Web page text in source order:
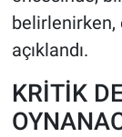
belirlenirken,
açıklandı.
KRİTİK
Bilim,